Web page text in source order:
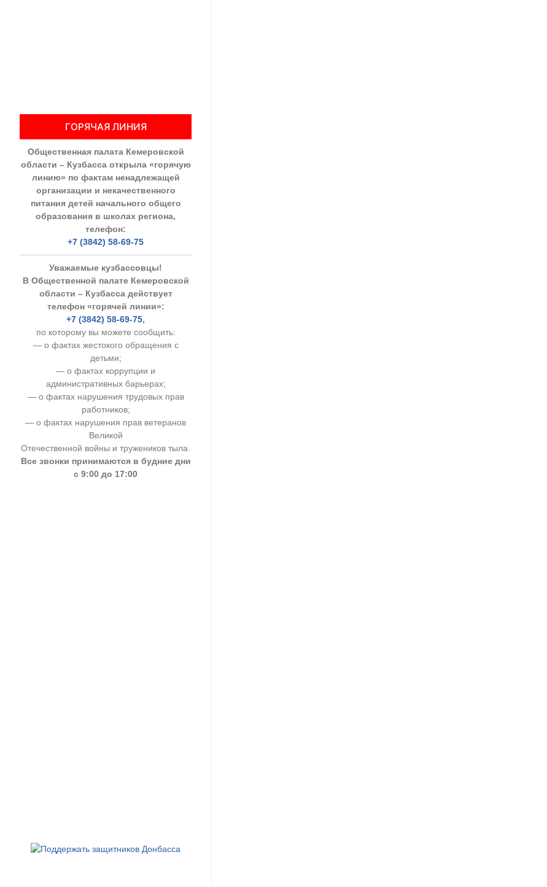
ГОРЯЧАЯ ЛИНИЯ
Общественная палата Кемеровской
области – Кузбасса открыла «горячую
линию» по фактам ненадлежащей
организации и некачественного
питания детей начального общего
образования в школах региона,
телефон:
+7 (3842) 58-69-75
Уважаемые кузбассовцы!
В Общественной палате Кемеровской
области – Кузбасса действует
телефон «горячей линии»:
+7 (3842) 58-69-75,
по которому вы можете сообщить:
— о фактах жестокого обращения с
детьми;
— о фактах коррупции и
административных барьерах;
— о фактах нарушения трудовых прав
работников;
— о фактах нарушения прав ветеранов
Великой
Отечественной войны и тружеников тыла.
Все звонки принимаются в будние дни
с 9:00 до 17:00